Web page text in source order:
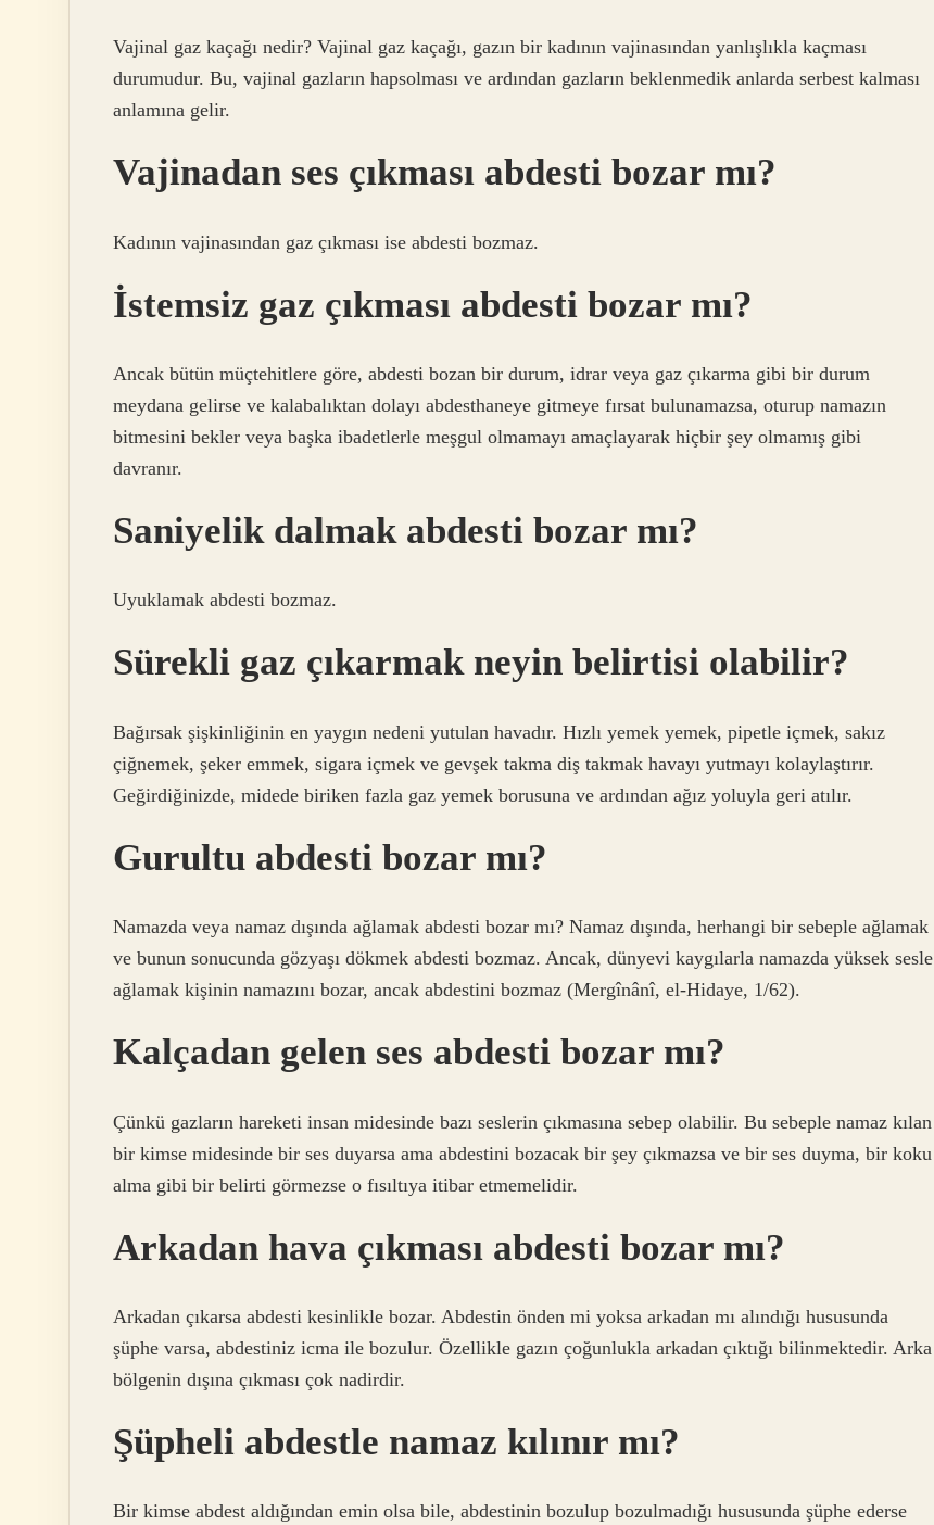
Vajinal gaz kaçağı nedir? Vajinal gaz kaçağı, gazın bir kadının vajinasından yanlışlıkla kaçması
durumudur. Bu, vajinal gazların hapsolması ve ardından gazların beklenmedik anlarda serbest kalması
anlamına gelir.
Vajinadan ses çıkması abdesti bozar mı?
Kadının vajinasından gaz çıkması ise abdesti bozmaz.
İstemsiz gaz çıkması abdesti bozar mı?
Ancak bütün müçtehitlere göre, abdesti bozan bir durum, idrar veya gaz çıkarma gibi bir durum
meydana gelirse ve kalabalıktan dolayı abdesthaneye gitmeye fırsat bulunamazsa, oturup namazın
bitmesini bekler veya başka ibadetlerle meşgul olmamayı amaçlayarak hiçbir şey olmamış gibi
davranır.
Saniyelik dalmak abdesti bozar mı?
Uyuklamak abdesti bozmaz.
Sürekli gaz çıkarmak neyin belirtisi olabilir?
Bağırsak şişkinliğinin en yaygın nedeni yutulan havadır. Hızlı yemek yemek, pipetle içmek, sakız
çiğnemek, şeker emmek, sigara içmek ve gevşek takma diş takmak havayı yutmayı kolaylaştırır.
Geğirdiğinizde, midede biriken fazla gaz yemek borusuna ve ardından ağız yoluyla geri atılır.
Gurultu abdesti bozar mı?
Namazda veya namaz dışında ağlamak abdesti bozar mı? Namaz dışında, herhangi bir sebeple ağlamak
ve bunun sonucunda gözyaşı dökmek abdesti bozmaz. Ancak, dünyevi kaygılarla namazda yüksek sesle
ağlamak kişinin namazını bozar, ancak abdestini bozmaz (Mergînânî, el-Hidaye, 1/62).
Kalçadan gelen ses abdesti bozar mı?
Çünkü gazların hareketi insan midesinde bazı seslerin çıkmasına sebep olabilir. Bu sebeple namaz kılan
bir kimse midesinde bir ses duyarsa ama abdestini bozacak bir şey çıkmazsa ve bir ses duyma, bir koku
alma gibi bir belirti görmezse o fısıltıya itibar etmemelidir.
Arkadan hava çıkması abdesti bozar mı?
Arkadan çıkarsa abdesti kesinlikle bozar. Abdestin önden mi yoksa arkadan mı alındığı hususunda
şüphe varsa, abdestiniz icma ile bozulur. Özellikle gazın çoğunlukla arkadan çıktığı bilinmektedir. Arka
bölgenin dışına çıkması çok nadirdir.
Şüpheli abdestle namaz kılınır mı?
Bir kimse abdest aldığından emin olsa bile, abdestinin bozulup bozulmadığı hususunda şüphe ederse